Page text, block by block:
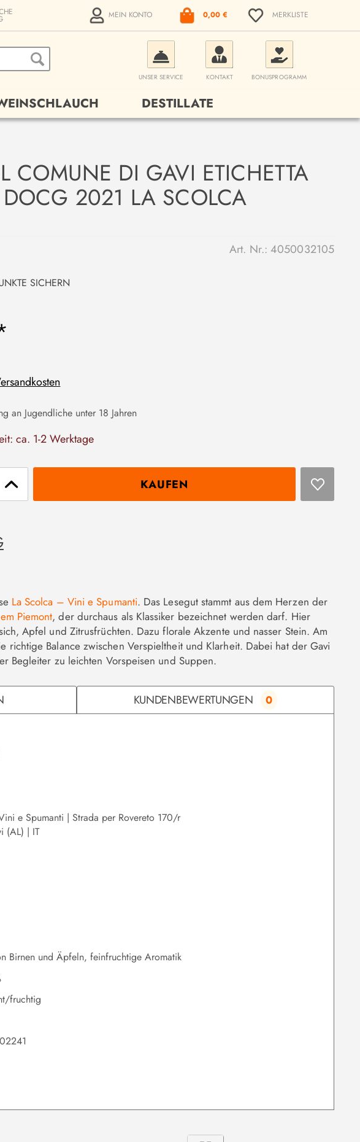
MEIN KONTO 0,00 € MERKLISTE
UNSER SERVICE KONTAKT BONUSPROGRAMM
DESTILLATE
COMUNE DI GAVI ETICHETTA
2021 LA SCOLCA
Art. Nr.: 4050032105
SICHERN
an Jugendliche unter 18 Jahren
ca. 1-2 Werktage
KAUFEN
La Scolca – Vini e Spumanti. Das Lesegut stammt aus dem Herzen der
Piemont, der durchaus als Klassiker bezeichnet werden darf. Hier
Apfel und Zitrusfrüchten. Dazu florale Akzente und nasser Stein. Am
Balance zwischen Verspieltheit und Klarheit. Dabei hat der Gavi
Begleiter zu leichten Vorspeisen und Suppen.
KUNDENBEWERTUNGEN 0
e Spumanti | Strada per Rovereto 170/r
(AL) | IT
Birnen und Äpfeln, feinfruchtige Aromatik
fruchtig